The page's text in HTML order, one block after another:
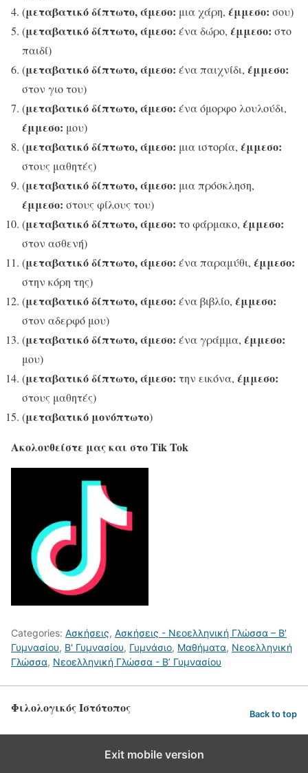
(μεταβατικό δίπτωτο, άμεσο: μια χάρη, έμμεσο: σου)
(μεταβατικό δίπτωτο, άμεσο: ένα δώρο, έμμεσο: στο
παιδί)
(μεταβατικό δίπτωτο, άμεσο: ένα παιχνίδι, έμμεσο:
στον γιο του)
(μεταβατικό δίπτωτο, άμεσο: ένα όμορφο λουλούδι,
έμμεσο: μου)
(μεταβατικό δίπτωτο, άμεσο: μια ιστορία, έμμεσο:
στους μαθητές)
(μεταβατικό δίπτωτο, άμεσο: μια πρόσκληση,
έμμεσο: στους φίλους του)
(μεταβατικό δίπτωτο, άμεσο: το φάρμακο, έμμεσο:
στον ασθενή)
(μεταβατικό δίπτωτο, άμεσο: ένα παραμύθι, έμμεσο:
στην κόρη της)
(μεταβατικό δίπτωτο, άμεσο: ένα βιβλίο, έμμεσο:
στον αδερφό μου)
(μεταβατικό δίπτωτο, άμεσο: ένα γράμμα, έμμεσο:
μου)
(μεταβατικό δίπτωτο, άμεσο: την εικόνα, έμμεσο:
στους μαθητές)
(μεταβατικό μονόπτωτο)
Ακολουθείστε μας και στο Tik Tok
Categories: Ασκήσεις, Ασκήσεις - Νεοελληνική Γλώσσα – Β’
Γυμνασίου, Β' Γυμνασίου, Γυμνάσιο, Μαθήματα, Νεοελληνική
Γλώσσα, Νεοελληνική Γλώσσα - Β’ Γυμνασίου
Φιλολογικός Ιστότοπος Back to top
Exit mobile version